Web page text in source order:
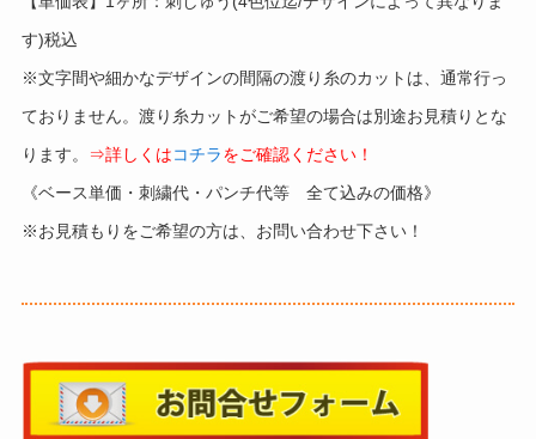
す)税込
※文字間や細かなデザインの間隔の渡り糸のカットは、通常行っ
ておりません。渡り糸カットがご希望の場合は別途お見積りとな
ります。
⇒詳しくはコチラをご確認ください！
《ベース単価・刺繍代・パンチ代等 全て込みの価格》
※お見積もりをご希望の方は、お問い合わせ下さい！